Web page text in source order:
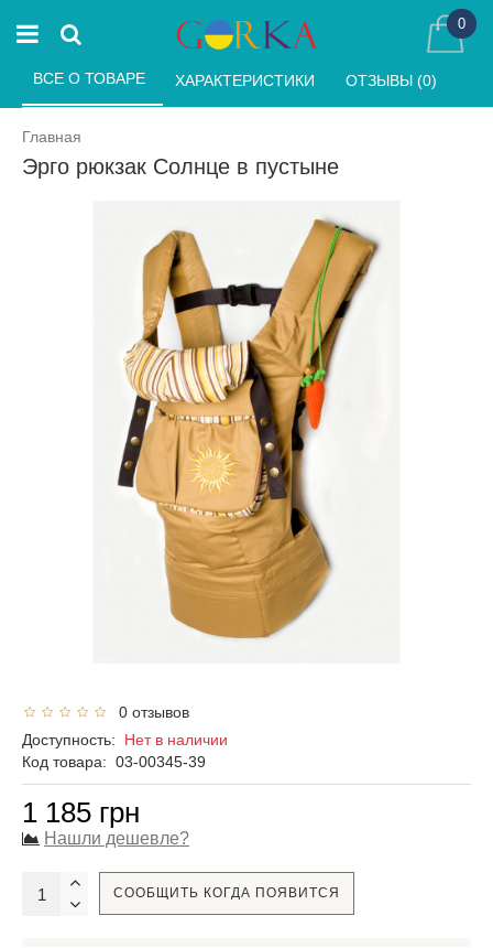
0
Главная
Эрго рюкзак Солнце в пустыне
ВСЕ О ТОВАРЕ ХАРАКТЕРИСТИКИ ОТЗЫВЫ (0)
0 отзывов
Доступность: Нет в наличии
Код товара: 03-00345-39
1 185 грн
Нашли дешевле?
СООБЩИТЬ КОГДА ПОЯВИТСЯ